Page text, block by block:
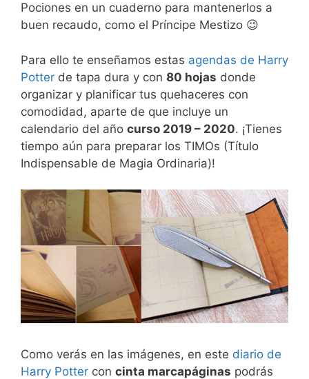
Pociones en un cuaderno para mantenerlos a
buen recaudo, como el Príncipe Mestizo 😉
Para ello te enseñamos estas agendas de Harry
Potter de tapa dura y con 80 hojas donde
organizar y planificar tus quehaceres con
comodidad, aparte de que incluye un
calendario del año curso 2019 – 2020. ¡Tienes
tiempo aún para preparar los TIMOs (Título
Indispensable de Magia Ordinaria)!
Como verás en las imágenes, en este diario de
Harry Potter con cinta marcapáginas podrás